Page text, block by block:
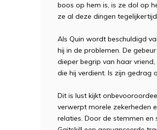
boos op hem is, is ze dol op
ze al deze dingen
Als Quin wordt beschuldigd
hij in de problemen. De
dieper begrip van haar
die hij verdient. Is zijn gedrag
Dit is lust kijkt
verwerpt morele zekerheden
relaties. Door de stemmen